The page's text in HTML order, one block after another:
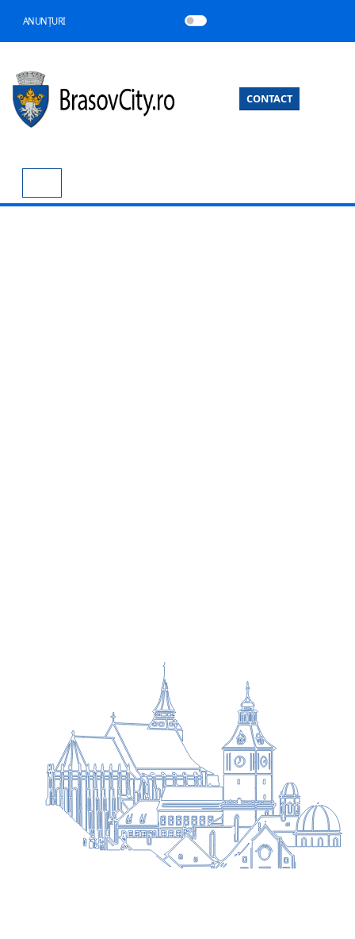
ANUNȚURI
CONTACT